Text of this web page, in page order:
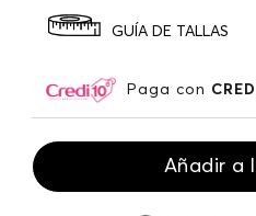
GUÍA DE TALLAS
Paga con
Añadir a